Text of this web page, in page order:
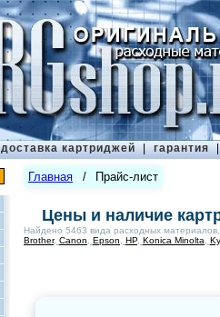
доставка картриджей | гарантия
Главная / Прайс-лист
Цены и наличие
Найдено 5463 вида расходных
Brother, Canon Epson HP, Konica Minolta